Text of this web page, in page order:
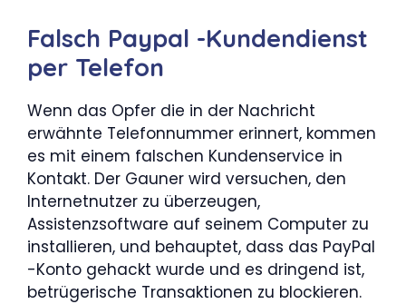
Falsch Paypal -Kundendienst
per Telefon
Wenn das Opfer die in der Nachricht
erwähnte Telefonnummer erinnert, kommen
es mit einem falschen Kundenservice in
Kontakt. Der Gauner wird versuchen, den
Internetnutzer zu überzeugen,
Assistenzsoftware auf seinem Computer zu
installieren, und behauptet, dass das PayPal
-Konto gehackt wurde und es dringend ist,
betrügerische Transaktionen zu blockieren.